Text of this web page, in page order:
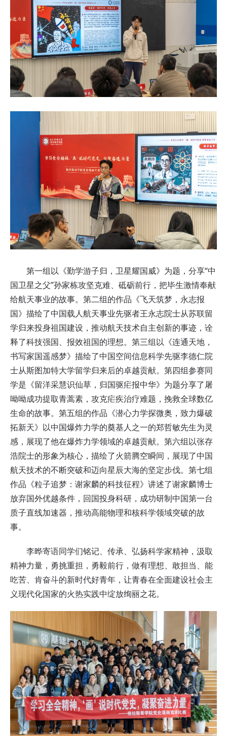
第一组以《勤学游子归，卫星耀国威》为题，分享“中
国卫星之父”孙家栋攻坚克难、砥砺前行，把毕生激情奉献
给航天事业的故事。第二组的作品《飞天筑梦，永志报
国》描绘了中国载人航天事业先驱者王永志院士从苏联留
学归来投身祖国建设，推动航天技术自主创新的事迹，诠
释了科技强国、报效祖国的理想。第三组以《连通天地，
书写家国遥感梦》描绘了中国空间信息科学先驱李德仁院
士从斯图加特大学留学归来后的卓越贡献。 第四组参赛同
学是《留洋采慧识仙草，归国驱疟报中华》为题分享了屠
呦呦成功提取青蒿素，攻克疟疾治疗难题，挽救全球数亿
生命的故事。 第五组的作品《潜心力学探微奥，致力爆破
拓新天》以中国爆炸力学的奠基人之一的郑哲敏先生为灵
感，展现了他在爆炸力学领域的卓越贡献。第六组以张存
浩院士的形象为核心，描绘了火箭腾空瞬间，展现了中国
航天技术的不断突破和迈向星辰大海的坚定步伐。 第七组
作品《粒子追梦：谢家麟的科技征程》讲述了谢家麟博士
放弃国外优越条件，回国投身科研，成功研制中国第一台
质子直线加速器，推动高能物理和核科学领域突破的故
事。
李晔寄语同学们铭记、传承、弘扬科学家精神，汲取
精神力量，勇挑重担，勇毅前行，做有理想、敢担当、能
吃苦、肯奋斗的新时代好青年，让青春在全面建设社会主
义现代化国家的火热实践中绽放绚丽之花。